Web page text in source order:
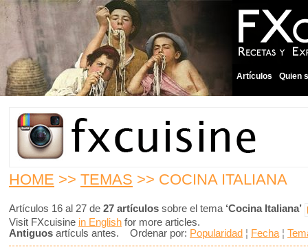
Artículos Quien
HOME >> TEMAS >> COCINA ITALIANA
Artículos 16 al 27 de 27 artículos sobre el tema ‘Cocina Italiana’
Visit FXcuisine in English for more articles.
Antiguos artículs antes. Ordenar por: Popularidad ¦ Fecha ¦